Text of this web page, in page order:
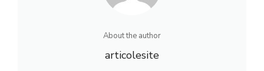
About the author
articolesite